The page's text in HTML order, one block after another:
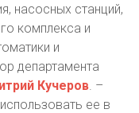
насосных станций,
комплекса и
и
департамента
Кучеров. –
ее в